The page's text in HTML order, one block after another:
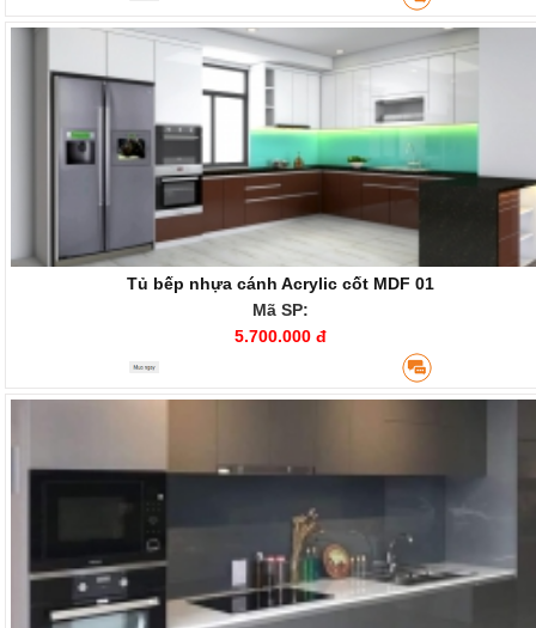
Tủ bếp nhựa cánh Acrylic cốt MDF 01
Mã SP:
5.700.000 đ